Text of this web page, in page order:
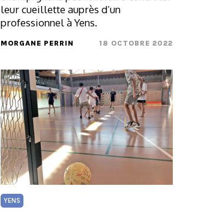
leur cueillette auprès d’un
professionnel à Yens.
MORGANE PERRIN 18 OCTOBRE 2022
YENS